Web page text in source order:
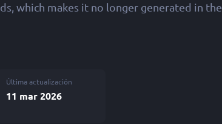
which makes it no longer generated in the
Última actualización
11 mar 2026